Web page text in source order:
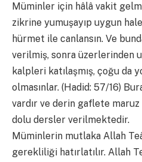
Müminler için hâlâ vakit
zikrine yumuşayıp uygun
hürmet ile canlansın. Ve
verilmiş, sonra üzerlerinden
kalpleri katılaşmış, çoğu da
olmasınlar. (Hadid: 57/16)
vardır ve derin gaflete
dolu dersler verilmektedir.
Müminlerin mutlaka Allah
gerekliliği hatırlatılır. Allah